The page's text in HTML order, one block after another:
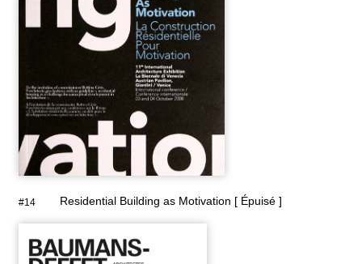
#14 Residential Building as Motivation [ Épuisé ]